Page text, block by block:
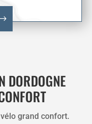
DORDOGNE
grand confort.